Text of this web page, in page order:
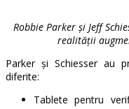
Robbie Parker și Jeff
realității
Parker și Schiesser au
diferite:
Tablete pentru